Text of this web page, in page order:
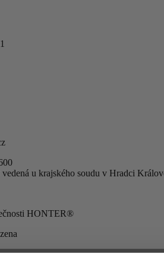
u krajského soudu v Hradci
HONTER®